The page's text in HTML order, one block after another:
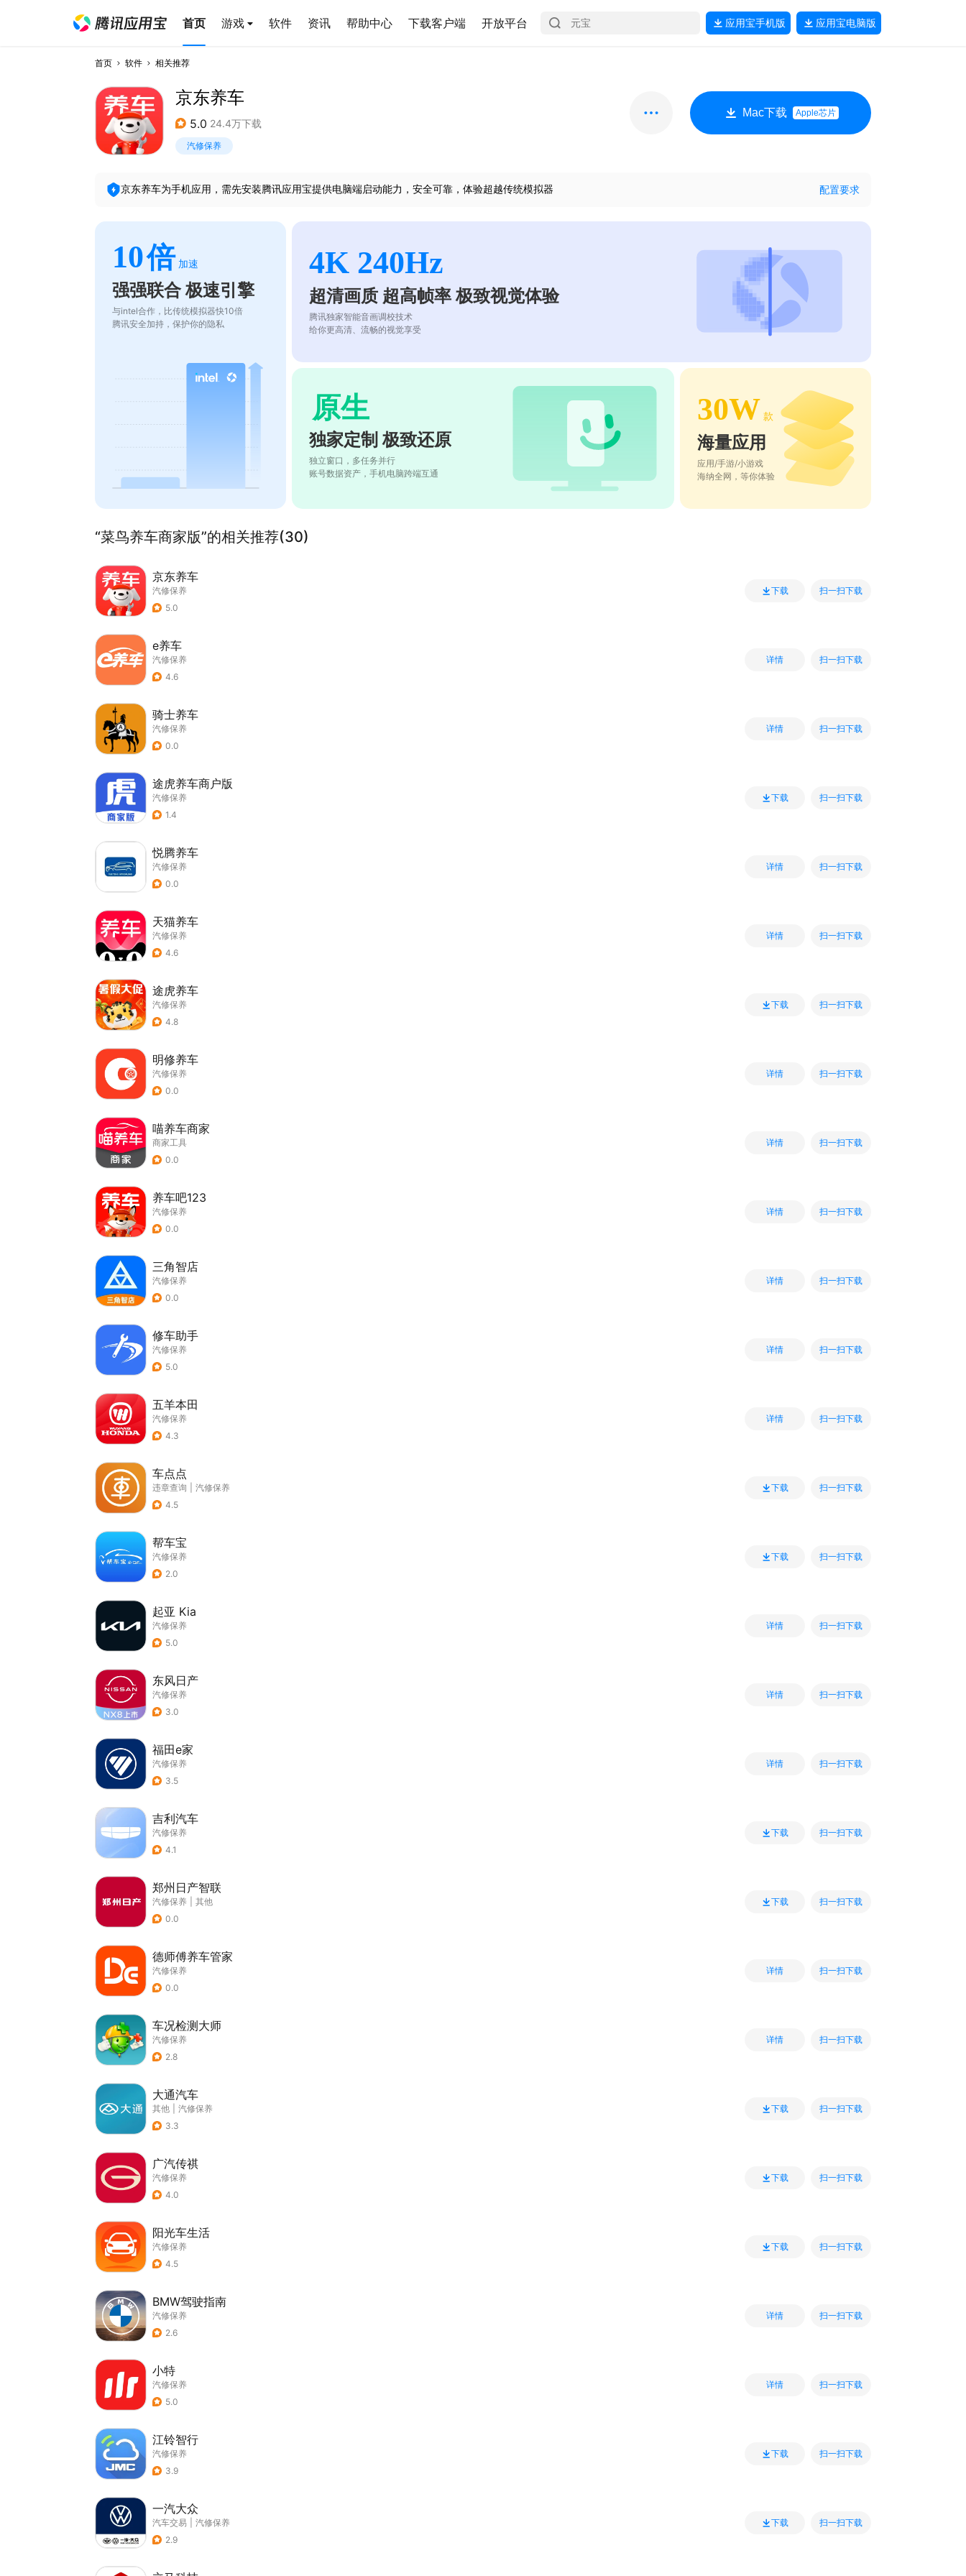
首页 游戏 软件 资讯 帮助中心 下载客户端 开放平台 应用宝手机版 应用宝电脑版
首页 软件 相关推荐
京东养车
5.0 24.4万下载
汽修保养
Mac下载 Apple芯片
京东养车为手机应用，需先安装腾讯应用宝提供电脑端启动能力，安全可靠，体验超越传统模拟器 配置要求
10倍 加速
强强联合 极速引擎
与intel合作，比传统模拟器快10倍
腾讯安全加持，保护你的隐私
4K 240Hz
超清画质 超高帧率 极致视觉体验
腾讯独家智能音画调校技术
给你更高清、流畅的视觉享受
原生
独家定制 极致还原
独立窗口，多任务并行
账号数据资产，手机电脑跨端互通
30W 款
海量应用
应用/手游/小游戏
海纳全网，等你体验
“菜鸟养车商家版”的相关推荐(30)
京东养车
汽修保养
5.0
下载 扫一扫下载
e养车
汽修保养
4.6
详情 扫一扫下载
骑士养车
汽修保养
0.0
详情 扫一扫下载
途虎养车商户版
汽修保养
1.4
下载 扫一扫下载
悦腾养车
汽修保养
0.0
详情 扫一扫下载
天猫养车
汽修保养
4.6
详情 扫一扫下载
途虎养车
汽修保养
4.8
下载 扫一扫下载
明修养车
汽修保养
0.0
详情 扫一扫下载
喵养车商家
商家工具
0.0
详情 扫一扫下载
养车吧123
汽修保养
0.0
详情 扫一扫下载
三角智店
汽修保养
0.0
详情 扫一扫下载
修车助手
汽修保养
5.0
详情 扫一扫下载
五羊本田
汽修保养
4.3
详情 扫一扫下载
车点点
违章查询
汽修保养
4.5
下载 扫一扫下载
帮车宝
汽修保养
2.0
下载 扫一扫下载
起亚 Kia
汽修保养
5.0
详情 扫一扫下载
东风日产
汽修保养
3.0
详情 扫一扫下载
福田e家
汽修保养
3.5
详情 扫一扫下载
吉利汽车
汽修保养
4.1
下载 扫一扫下载
郑州日产智联
汽修保养
其他
0.0
下载 扫一扫下载
德师傅养车管家
汽修保养
0.0
详情 扫一扫下载
车况检测大师
汽修保养
2.8
详情 扫一扫下载
大通汽车
其他
汽修保养
3.3
下载 扫一扫下载
广汽传祺
汽修保养
4.0
下载 扫一扫下载
阳光车生活
汽修保养
4.5
下载 扫一扫下载
BMW驾驶指南
汽修保养
2.6
详情 扫一扫下载
小特
汽修保养
5.0
详情 扫一扫下载
江铃智行
汽修保养
3.9
下载 扫一扫下载
一汽大众
汽车交易
汽修保养
2.9
下载 扫一扫下载